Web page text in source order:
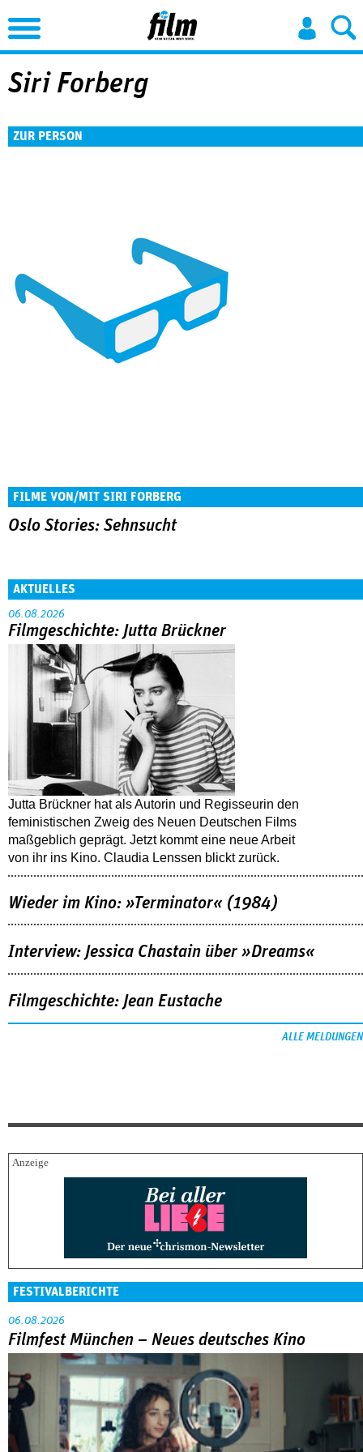
Jump to Navigation
Siri Forberg
ZUR PERSON
FILME VON/MIT SIRI FORBERG
Oslo Stories: Sehnsucht
AKTUELLES
06.08.2026
Filmgeschichte: Jutta Brückner
Jutta Brückner hat als Autorin und Regisseurin den
feministischen Zweig des Neuen Deutschen Films
maßgeblich geprägt. Jetzt kommt eine neue Arbeit
von ihr ins Kino. Claudia Lenssen blickt zurück.
Wieder im Kino: »Terminator« (1984)
Interview: Jessica Chastain über »Dreams«
Filmgeschichte: Jean Eustache
ALLE MELDUNGEN
FESTIVALBERICHTE
06.08.2026
Filmfest München – Neues deutsches Kino